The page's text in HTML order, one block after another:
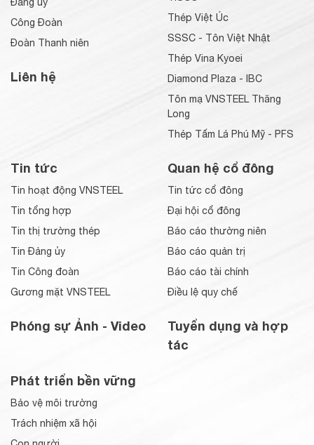
Công Đoàn
Đoàn Thanh niên
Liên hệ
Thép Việt Úc
SSSC - Tôn Việt Nhật
Thép Vina Kyoei
Diamond Plaza - IBC
Tôn mạ VNSTEEL Thăng
Long
Thép Tấm Lá Phú Mỹ - PFS
Tin tức
Tin hoạt động VNSTEEL
Tin tổng hợp
Tin thị trường thép
Tin Đảng ủy
Tin Công đoàn
Gương mặt VNSTEEL
Phóng sự Ảnh - Video
Quan hệ cổ đông
Tin tức cổ đông
Đại hội cổ đông
Báo cáo thường niên
Báo cáo quản trị
Báo cáo tài chính
Điều lệ quy chế
Tuyển dụng và hợp
tác
Phát triển bền vững
Bảo vệ môi trường
Trách nhiệm xã hội